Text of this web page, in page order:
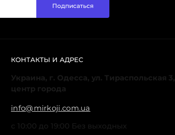
Подписаться
КОНТАКТЫ И АДРЕС
Украина, г. Одесса, ул. Тираспольская 3,
центр города
info@mirkoji.com.ua
с 10:00 до 19:00 Без выходных